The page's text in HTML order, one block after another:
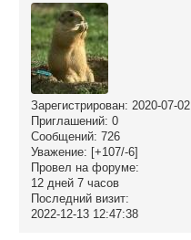
Зарегистрирован: 2020-07-02
Приглашений: 0
Сообщений: 726
Уважение: [+107/-6]
Провел на форуме:
12 дней 7 часов
Последний визит:
2022-12-13 12:47:38